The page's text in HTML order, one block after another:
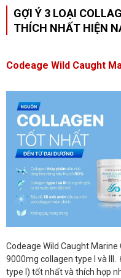
GỢI Ý 3 LOẠI
THÍCH NHẤT HIỆN
Codeage Wild Caught
Codeage Wild Caught
9000mg collagen type I và
type I) tốt nhất và thích hợp